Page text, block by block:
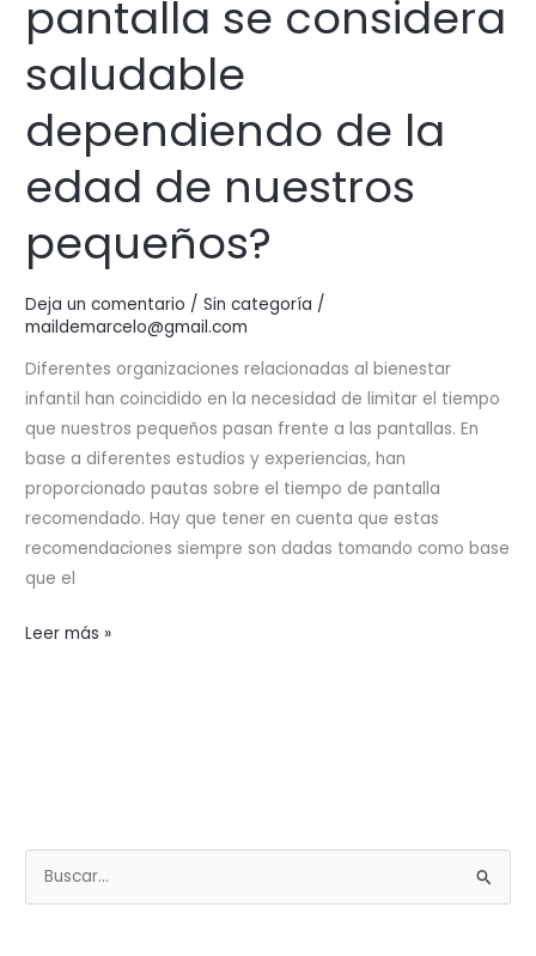
pantalla se considera
saludable
dependiendo de la
edad de nuestros
pequeños?
Deja un comentario /Sin categoría /
maildemarcelo@gmail.com
Diferentes organizaciones relacionadas al bienestar
infantil han coincidido en la necesidad de limitar el tiempo
que nuestros pequeños pasan frente a las pantallas. En
base a diferentes estudios y experiencias, han
proporcionado pautas sobre el tiempo de pantalla
recomendado. Hay que tener en cuenta que estas
recomendaciones siempre son dadas tomando como base
que el
¿Qué
de
la
Leer más »